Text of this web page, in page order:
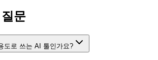
문
도로 쓰는 AI 툴인가요?